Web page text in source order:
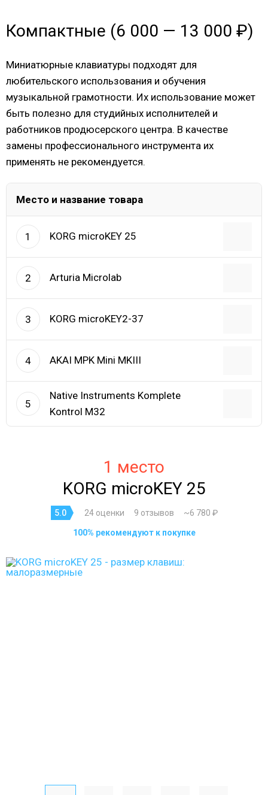
Компактные (6 000 — 13 000 ₽)
Миниатюрные клавиатуры подходят для
любительского использования и обучения
музыкальной грамотности. Их использование может
быть полезно для студийных исполнителей и
работников продюсерского центра. В качестве
замены профессионального инструмента их
применять не рекомендуется.
Место и название товара
1 KORG microKEY 25
2 Arturia Microlab
3 KORG microKEY2-37
4 AKAI MPK Mini MKIII
5
Native Instruments Komplete
Kontrol M32
1 место
KORG microKEY 25
5.0 24 оценки 9 отзывов ~6 780 ₽
100% рекомендуют к покупке